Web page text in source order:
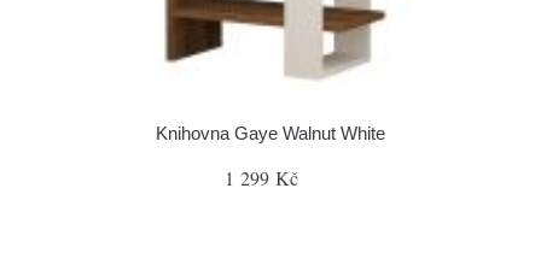
Knihovna Gaye Walnut White
1 299 Kč